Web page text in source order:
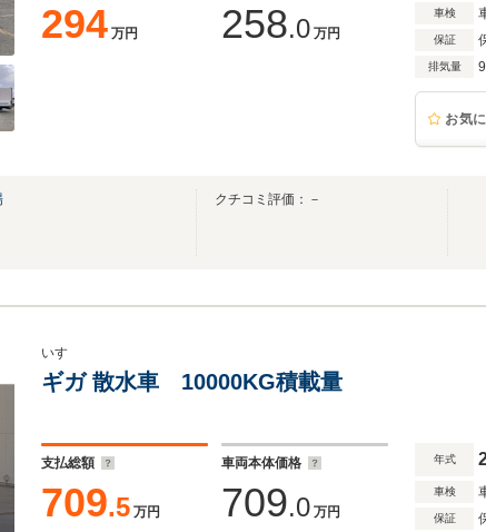
294 万円 258.0 万円
車検
保証
排気量
お気
クチコミ評価：－
いすゞ
ギガ 散水車 10000KG積載量
支払総額
709.5 万円
車両本体価格
709.0 万円
年式
車検
保証